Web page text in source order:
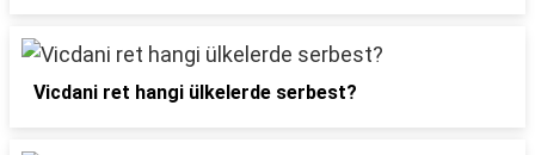
Vicdani ret hangi ülkelerde serbest?